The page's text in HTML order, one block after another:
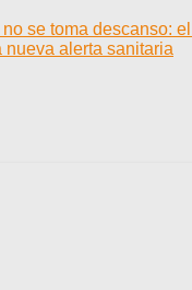
se toma descanso:
nueva alerta sanitaria